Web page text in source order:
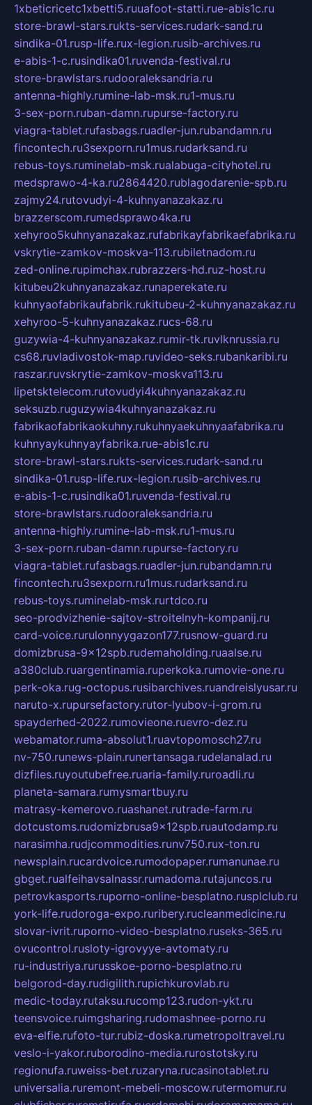
1xbeticricetc1xbetti5.ruuafoot-statti.rue-abis1c.ru
store-brawl-stars.rukts-services.rudark-sand.ru
sindika-01.rusp-life.rux-legion.rusib-archives.ru
e-abis-1-c.rusindika01.ruvenda-festival.ru
store-brawlstars.rudooraleksandria.ru
antenna-highly.rumine-lab-msk.ru1-mus.ru
3-sex-porn.ruban-damn.rupurse-factory.ru
viagra-tablet.rufasbags.ruadler-jun.rubandamn.ru
fincontech.ru3sexporn.ru1mus.rudarksand.ru
rebus-toys.ruminelab-msk.rualabuga-cityhotel.ru
medsprawo-4-ka.ru2864420.rublagodarenie-spb.ru
zajmy24.rutovudyi-4-kuhnyanazakaz.ru
brazzerscom.rumedsprawo4ka.ru
xehyroo5kuhnyanazakaz.rufabrikayfabrikaefabrika.ru
vskrytie-zamkov-moskva-113.rubiletnadom.ru
zed-online.rupimchax.rubrazzers-hd.ruz-host.ru
kitubeu2kuhnyanazakaz.runaperekate.ru
kuhnyaofabrikaufabrik.rukitubeu-2-kuhnyanazakaz.ru
xehyroo-5-kuhnyanazakaz.rucs-68.ru
guzywia-4-kuhnyanazakaz.rumir-tk.ruvlknrussia.ru
cs68.ruvladivostok-map.ruvideo-seks.rubankaribi.ru
raszar.ruvskrytie-zamkov-moskva113.ru
lipetsktelecom.rutovudyi4kuhnyanazakaz.ru
seksuzb.ruguzywia4kuhnyanazakaz.ru
fabrikaofabrikaokuhny.rukuhnyaekuhnyaafabrika.ru
kuhnyaykuhnyayfabrika.rue-abis1c.ru
store-brawl-stars.rukts-services.rudark-sand.ru
sindika-01.rusp-life.rux-legion.rusib-archives.ru
e-abis-1-c.rusindika01.ruvenda-festival.ru
store-brawlstars.rudooraleksandria.ru
antenna-highly.rumine-lab-msk.ru1-mus.ru
3-sex-porn.ruban-damn.rupurse-factory.ru
viagra-tablet.rufasbags.ruadler-jun.rubandamn.ru
fincontech.ru3sexporn.ru1mus.rudarksand.ru
rebus-toys.ruminelab-msk.rurtdco.ru
seo-prodvizhenie-sajtov-stroitelnyh-kompanij.ru
card-voice.rurulonnyygazon177.rusnow-guard.ru
domizbrusa-9x12spb.rudemaholding.ruaalse.ru
a380club.ruargentinamia.ruperkoka.rumovie-one.ru
perk-oka.rug-octopus.rusibarchives.ruandreislyusar.ru
naruto-x.rupursefactory.rutor-lyubov-i-grom.ru
spayderhed-2022.rumovieone.ruevro-dez.ru
webamator.ruma-absolut1.ruavtopomosch27.ru
nv-750.runews-plain.runertansaga.rudelanalad.ru
dizfiles.ruyoutubefree.ruaria-family.ruroadli.ru
planeta-samara.rumysmartbuy.ru
matrasy-kemerovo.ruashanet.rutrade-farm.ru
dotcustoms.rudomizbrusa9x12spb.ruautodamp.ru
narasimha.rudjcommodities.runv750.rux-ton.ru
newsplain.rucardvoice.rumodopaper.rumanunae.ru
gbget.rualfeihavsalnassr.rumadoma.rutajuncos.ru
petrovkasports.ruporno-online-besplatno.rusplclub.ru
york-life.rudoroga-expo.ruribery.rucleanmedicine.ru
slovar-ivrit.ruporno-video-besplatno.ruseks-365.ru
ovucontrol.rusloty-igrovyye-avtomaty.ru
ru-industriya.rurusskoe-porno-besplatno.ru
belgorod-day.rudigilith.rupichkurovlab.ru
medic-today.rutaksu.rucomp123.rudon-ykt.ru
teensvoice.ruimgsharing.rudomashnee-porno.ru
eva-elfie.rufoto-tur.rubiz-doska.rumetropoltravel.ru
veslo-i-yakor.ruborodino-media.rurostotsky.ru
regionufa.ruweiss-bet.ruzaryna.rucasinotablet.ru
universalia.ruremont-mebeli-moscow.rutermomur.ru